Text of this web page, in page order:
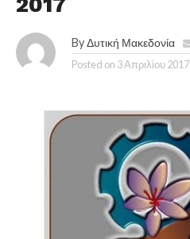
By Δυτική Μακεδονία
Posted on 3 Απριλίου 2017